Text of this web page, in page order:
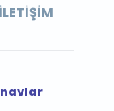
İLETIŞIM